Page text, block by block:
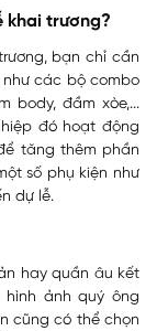
khai trương?
bạn chỉ cần
các bộ combo
body, đầm xòe,...
đó hoạt động
tăng thêm phần
số phụ kiện như
dự lễ.
hay quần âu kết
ảnh quý ông
cũng có thể chọn